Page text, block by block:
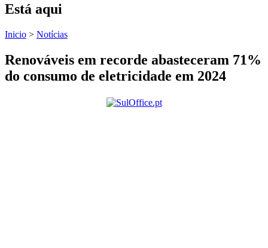
Está aqui
Inicio > Notícias
Renováveis em recorde abasteceram 71%
do consumo de eletricidade em 2024